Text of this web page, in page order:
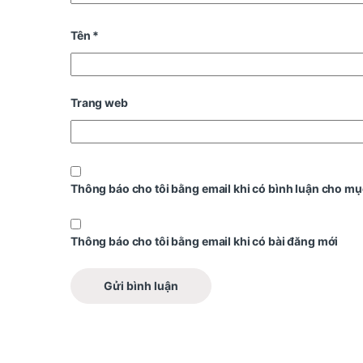
Tên *
Trang web
Thông báo cho tôi bằng email khi có bình luận cho
Thông báo cho tôi bằng email khi có bài đăng mới